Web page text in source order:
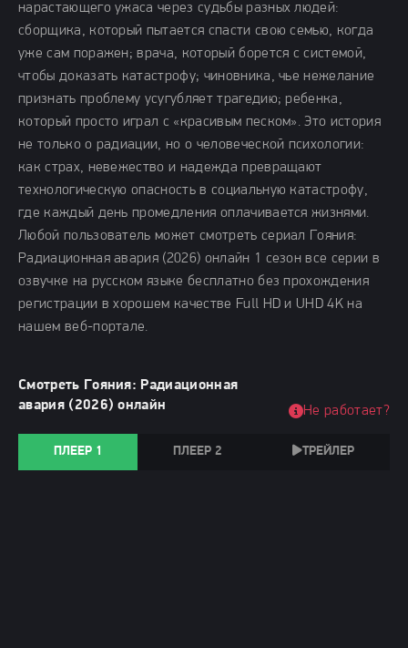
нарастающего ужаса через судьбы разных людей:
сборщика, который пытается спасти свою семью, когда
уже сам поражен; врача, который борется с системой,
чтобы доказать катастрофу; чиновника, чье нежелание
признать проблему усугубляет трагедию; ребенка,
который просто играл с «красивым песком». Это история
не только о радиации, но о человеческой психологии:
как страх, невежество и надежда превращают
технологическую опасность в социальную катастрофу,
где каждый день промедления оплачивается жизнями.
Любой пользователь может смотреть сериал Гояния:
Радиационная авария (2026) онлайн 1 сезон все серии в
озвучке на русском языке бесплатно без прохождения
регистрации в хорошем качестве Full HD и UHD 4K на
нашем веб-портале.
Смотреть Гояния: Радиационная
авария (2026) онлайн
ПЛЕЕР 1 ПЛЕЕР 2 ТРЕЙЛЕР
Не работает?